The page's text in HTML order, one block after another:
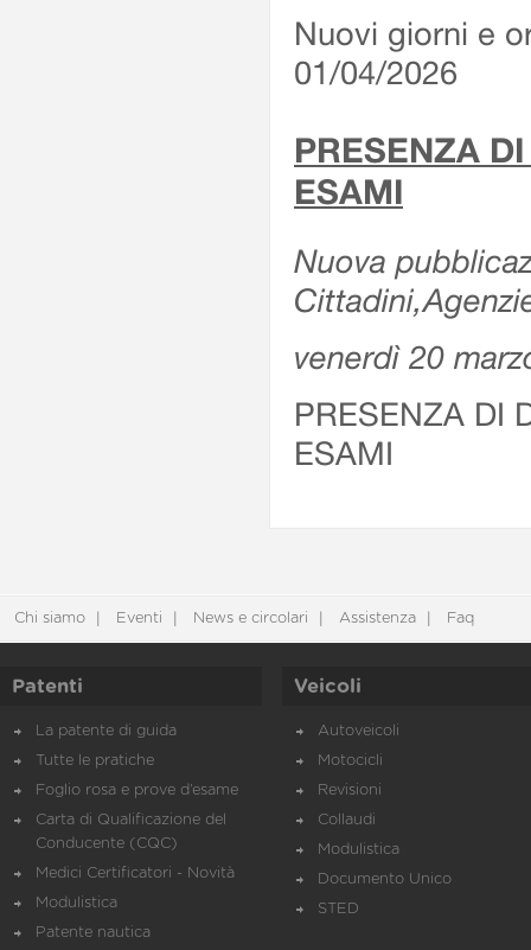
Nuovi giorni e
01/04/2026
PRESENZA
ESAMI
Nuova
venerdì 20
PRESENZA DI
ESAMI
Chi siamo Eventi News e circolari Assistenza Faq
Patenti
La patente di guida
Tutte le pratiche
Foglio rosa e prove d’esame
Carta di Qualificazione del
Conducente (CQC)
Medici Certificatori - Novità
Modulistica
Patente nautica
Veicoli
Autoveicoli
Motocicli
Revisioni
Collaudi
Modulistica
Documento Unico
STED